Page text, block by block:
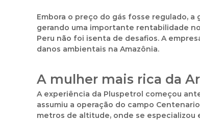
Embora o preço do gás fosse regulado,
gerando uma importante rentabilidade
Peru não foi isenta de desafios. A
danos ambientais na Amazônia.
A mulher mais rica da
A experiência da Pluspetrol começou
assumiu a operação do campo
metros de altitude, onde se especializou